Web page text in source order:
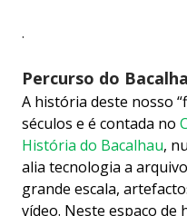
.
Percurso do
A história deste nosso
séculos e é contada no
História do Bacalhau,
alia tecnologia a
grande escala,
vídeo. Neste espaço de